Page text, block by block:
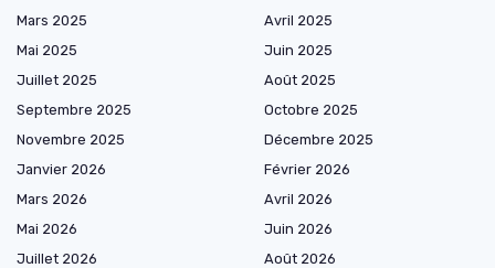
Mars 2025
Avril 2025
Mai 2025
Juin 2025
Juillet 2025
Août 2025
Septembre 2025
Octobre 2025
Novembre 2025
Décembre 2025
Janvier 2026
Février 2026
Mars 2026
Avril 2026
Mai 2026
Juin 2026
Juillet 2026
Août 2026